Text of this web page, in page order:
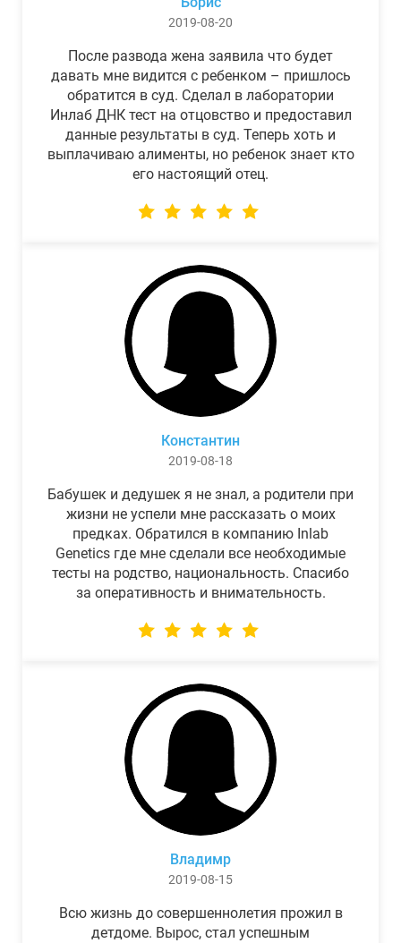
2019-08-20
После развода жена заявила что будет
давать мне видится с ребенком – пришлось
обратится в суд. Сделал в лаборатории
Инлаб ДНК тест на отцовство и предоставил
данные результаты в суд. Теперь хоть и
выплачиваю алименты, но ребенок знает кто
его настоящий отец.
Константин
2019-08-18
Бабушек и дедушек я не знал, а родители при
жизни не успели мне рассказать о моих
предках. Обратился в компанию Inlab
Genetics где мне сделали все необходимые
тесты на родство, национальность. Спасибо
за оперативность и внимательность.
Владимр
2019-08-15
Всю жизнь до совершеннолетия прожил в
детдоме. Вырос, стал успешным